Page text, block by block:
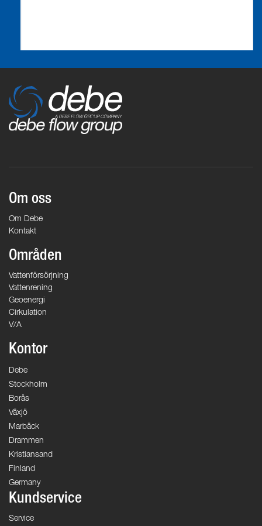
Om oss
Om Debe
Kontakt
Områden
Vattenförsörjning
Vattenrening
Geoenergi
Cirkulation
V/A
Kontor
Debe
Stockholm
Borås
Växjö
Marbäck
Drammen
Kristiansand
Finland
Germany
Kundservice
Service